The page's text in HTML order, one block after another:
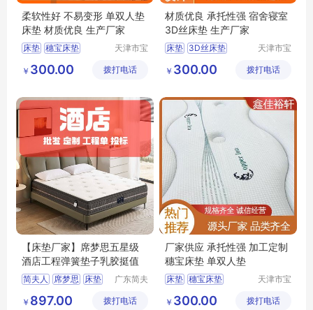
柔软性好 不易变形 单双人垫
床垫 材质优良 生产厂家
床垫 穗宝床垫
榻榻米
天津市宝
裕轩床垫
￥ 300.00 拨打电话
材质优良 承托性强 宿舍寝室
3D丝床垫 生产厂家
床垫 3D丝床垫
穗宝床垫 榻榻米
天津市宝
裕轩床垫
￥ 300.00 拨打电话
【床垫厂家】席梦思五星级
酒店工程弹簧垫子乳胶挺值
简夫人 席梦思
床垫
广东简夫
限公司
￥ 897.00 拨打电话
厂家供应 承托性强 加工定制
穗宝床垫 单双人垫
床垫 穗宝床垫
3D丝床垫
天津市宝
裕轩床垫
￥ 300.00 拨打电话